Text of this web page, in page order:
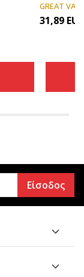
GREAT
31,89 EUR
Είσοδος